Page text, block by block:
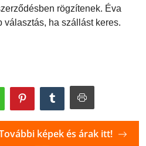
rögzítenek. Éva
ha szállást keres.
képek és árak itt!